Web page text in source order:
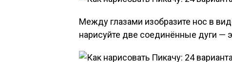
Между глазами изобразите нос в
нарисуйте две соединённые дуги —